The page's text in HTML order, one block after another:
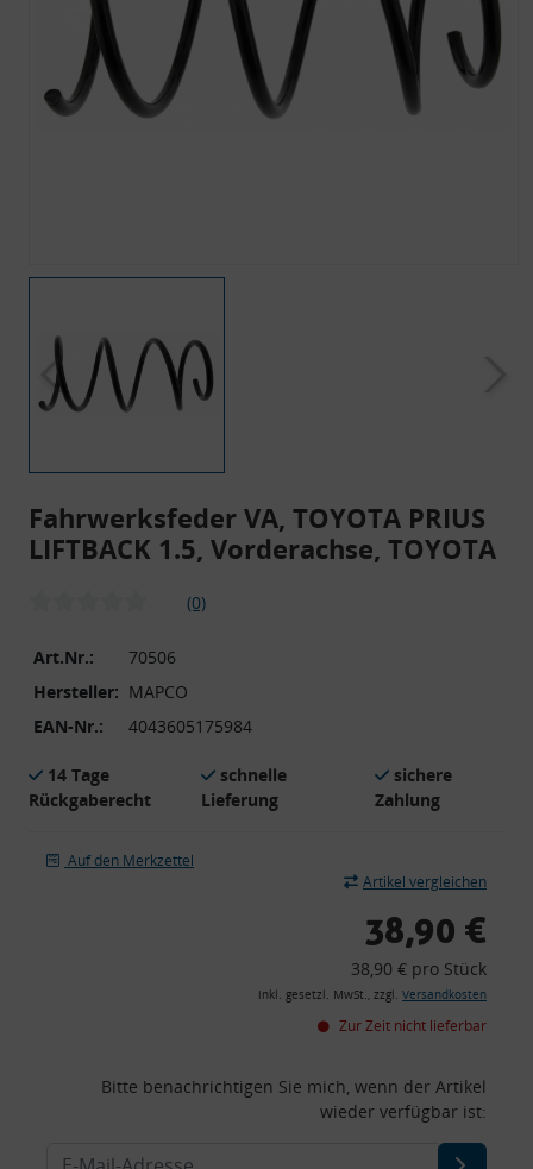
Fahrwerksfeder VA, TOYOTA PRIUS
LIFTBACK 1.5, Vorderachse, TOYOTA
(0)
Art.Nr.:
70506
Hersteller: MAPCO
EAN-Nr.:
4043605175984
14 Tage
Rückgaberecht
schnelle
Lieferung
sichere
Zahlung
Auf den Merkzettel
Artikel vergleichen
38,90 €
38,90 € pro Stück
inkl. gesetzl. MwSt., zzgl. Versandkosten
Zur Zeit nicht lieferbar
Bitte benachrichtigen Sie mich, wenn der Artikel
wieder verfügbar ist: